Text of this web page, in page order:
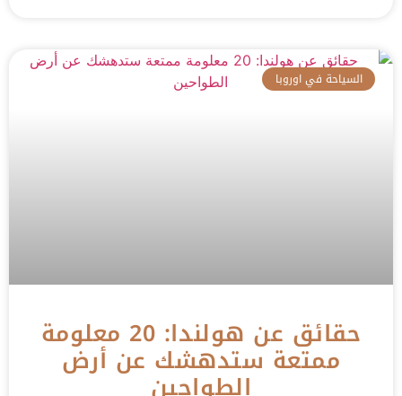
السياحة في اوروبا
حقائق عن هولندا: 20 معلومة
ممتعة ستدهشك عن أرض
الطواحين